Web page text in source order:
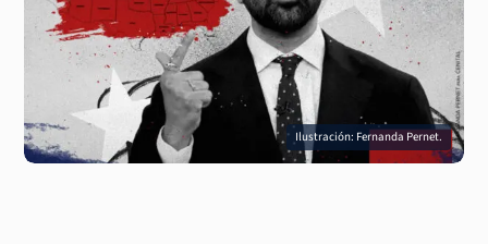
Ilustración: Fernanda Pernet.